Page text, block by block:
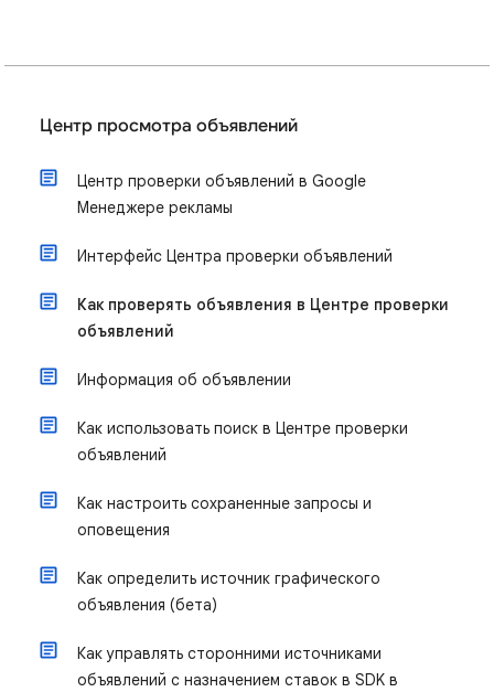
Центр просмотра объявлений
Центр проверки объявлений в Google
Менеджере рекламы
Интерфейс Центра проверки объявлений
Как проверять объявления в Центре проверки
объявлений
Информация об объявлении
Как использовать поиск в Центре проверки
объявлений
Как настроить сохраненные запросы и
оповещения
Как определить источник графического
объявления (бета)
Как управлять сторонними источниками
объявлений с назначением ставок в SDK в